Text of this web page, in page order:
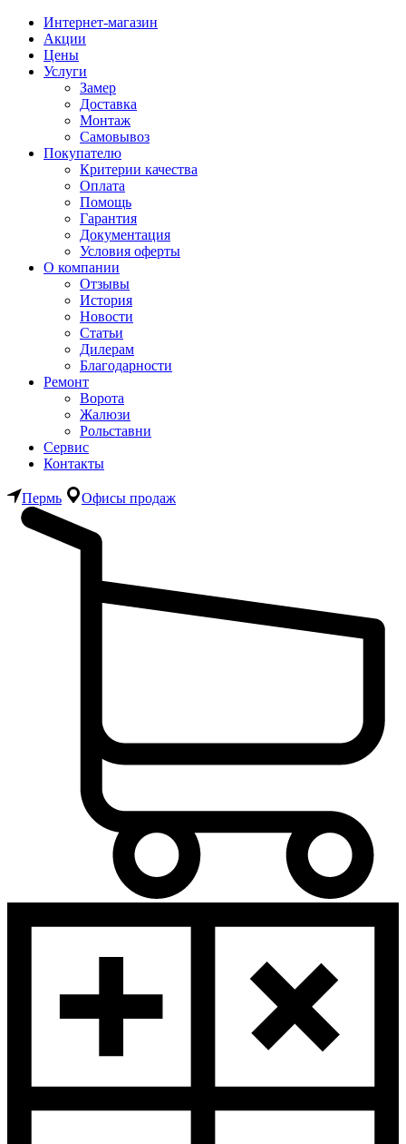
Интернет-магазин
Акции
Цены
Услуги
Замер
Доставка
Монтаж
Самовывоз
Покупателю
Критерии качества
Оплата
Помощь
Гарантия
Документация
Условия оферты
О компании
Отзывы
История
Новости
Статьи
Дилерам
Благодарности
Ремонт
Ворота
Жалюзи
Рольставни
Сервис
Контакты
Пермь Офисы продаж